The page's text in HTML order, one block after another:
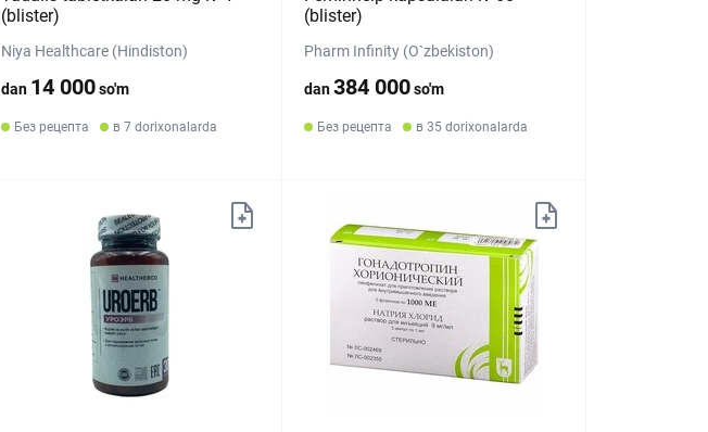
(blister)
Niya Healthcare (Hindiston)
dan 14 000so'm
Без рецепта в 7 dorixonalarda
(blister)
Pharm Infinity (O`zbekiston)
dan384 000so'm
Без рецепта в 35 dorixonalarda